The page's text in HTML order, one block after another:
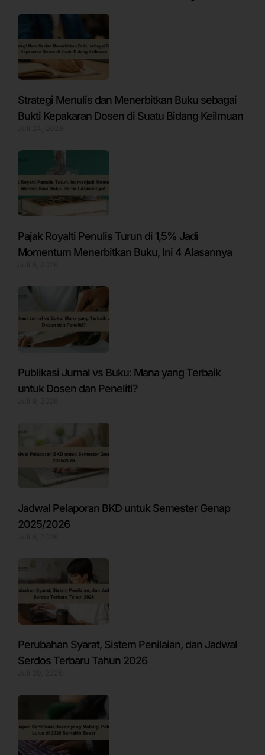
Strategi Menulis dan Menerbitkan Buku sebagai
Bukti Kepakaran Dosen di Suatu Bidang Keilmuan
Pajak Royalti Penulis Turun di 1,5% Jadi
Momentum Menerbitkan Buku, Ini 4 Alasannya
Publikasi Jurnal vs Buku: Mana yang Terbaik
untuk Dosen dan Peneliti?
Jadwal Pelaporan BKD untuk Semester Genap
2025/2026
Perubahan Syarat, Sistem Penilaian, dan Jadwal
Serdos Terbaru Tahun 2026